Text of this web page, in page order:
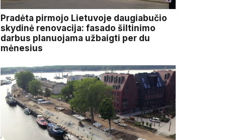
Pradėta pirmojo Lietuvoje daugiabučio
skydinė renovacija: fasado šiltinimo
darbus planuojama užbaigti per du
mėnesius